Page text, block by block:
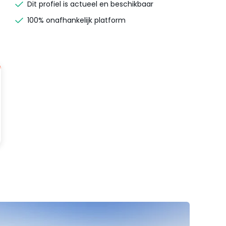
Dit profiel is actueel en beschikbaar
100% onafhankelijk platform